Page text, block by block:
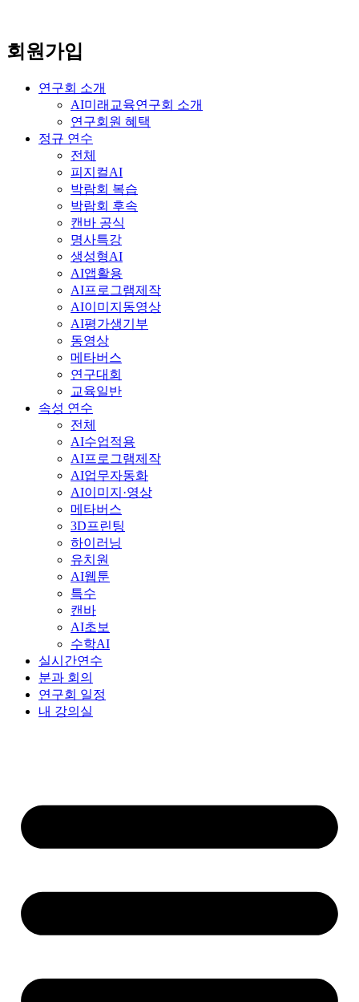
회원가입
연구회 소개
AI미래교육연구회 소개
연구회원 혜택
정규 연수
전체
피지컬AI
박람회 복습
박람회 후속
캔바 공식
명사특강
생성형AI
AI앱활용
AI프로그램제작
AI이미지동영상
AI평가생기부
동영상
메타버스
연구대회
교육일반
속성 연수
전체
AI수업적용
AI프로그램제작
AI업무자동화
AI이미지·영상
메타버스
3D프린팅
하이러닝
유치원
AI웹툰
특수
캔바
AI초보
수학AI
실시간연수
분과 회의
연구회 일정
내 강의실